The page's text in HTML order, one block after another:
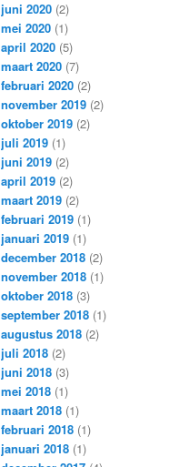
juni 2020 (2)
mei 2020 (1)
april 2020 (5)
maart 2020 (7)
februari 2020 (2)
november 2019 (2)
oktober 2019 (2)
juli 2019 (1)
juni 2019 (2)
april 2019 (2)
maart 2019 (2)
februari 2019 (1)
januari 2019 (1)
december 2018 (2)
november 2018 (1)
oktober 2018 (3)
september 2018 (1)
augustus 2018 (2)
juli 2018 (2)
juni 2018 (3)
mei 2018 (1)
maart 2018 (1)
februari 2018 (1)
januari 2018 (1)